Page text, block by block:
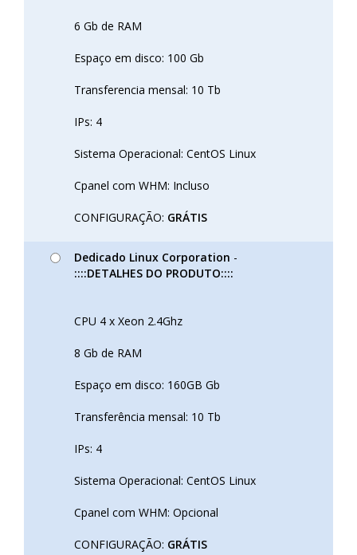
6 Gb de RAM
Espaço em disco: 100 Gb
Transferencia mensal: 10 Tb
IPs: 4
Sistema Operacional: CentOS Linux
Cpanel com WHM: Incluso
CONFIGURAÇÃO: GRÁTIS
Dedicado Linux Corporation -
::::DETALHES DO PRODUTO::::
CPU 4 x Xeon 2.4Ghz
8 Gb de RAM
Espaço em disco: 160GB Gb
Transferência mensal: 10 Tb
IPs: 4
Sistema Operacional: CentOS Linux
Cpanel com WHM: Opcional
CONFIGURAÇÃO: GRÁTIS